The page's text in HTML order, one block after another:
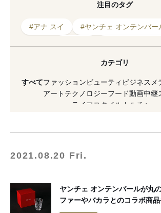
注目のタグ
#アナ スイ #ヤンチェ オンテンバー
#ヤンチェ＿オンテンバール
#2021年春夏
#2019年発売
カテゴリ
すべてファッションビューティ ビジネス メ
アート テクノロジーフード動画中継
ライフスタイル
カルチャー
2021.08.20 Fri.
ヤンチェ オンテンバールが丸
ファーやバカラとのコラボ商